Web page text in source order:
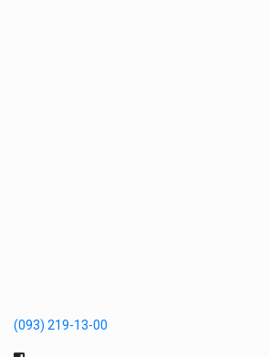
(093) 219-13-00